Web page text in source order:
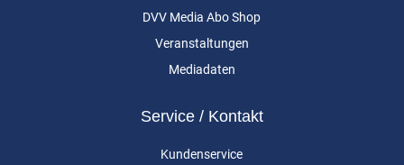
DVV Media Abo Shop
Veranstaltungen
Mediadaten
Service / Kontakt
Kundenservice